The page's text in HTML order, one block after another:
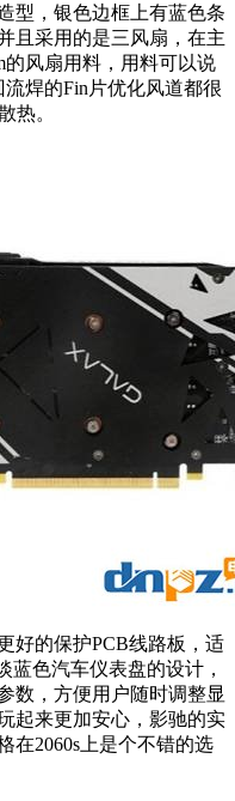
型，银色边框上有蓝色条
且采用的是三风扇，在主
的风扇用料，用料可以说
焊的Fin片优化风道都很
热。
好的保护PCB线路板，适
蓝色汽车仪表盘的设计，
数，方便用户随时调整显
起来更加安心，影驰的实
在2060s上是个不错的选